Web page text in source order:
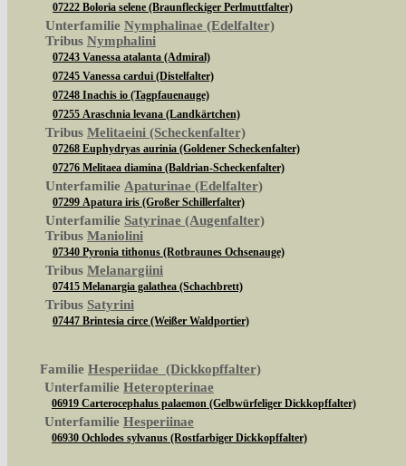
07222 Boloria selene (Braunfleckiger Perlmuttfalter)
Unterfamilie Nymphalinae (Edelfalter)
Tribus Nymphalini
07243 Vanessa atalanta (Admiral)
07245 Vanessa cardui (Distelfalter)
07248 Inachis io (Tagpfauenauge)
07255 Araschnia levana (Landkärtchen)
Tribus Melitaeini (Scheckenfalter)
07268 Euphydryas aurinia (Goldener Scheckenfalter)
07276 Melitaea diamina (Baldrian-Scheckenfalter)
Unterfamilie Apaturinae (Edelfalter)
07299 Apatura iris (Großer Schillerfalter)
Unterfamilie Satyrinae (Augenfalter)
Tribus Maniolini
07340 Pyronia tithonus (Rotbraunes Ochsenauge)
Tribus Melanargiini
07415 Melanargia galathea (Schachbrett)
Tribus Satyrini
07447 Brintesia circe (Weißer Waldportier)
Familie Hesperiidae (Dickkopffalter)
Unterfamilie Heteropterinae
06919 Carterocephalus palaemon (Gelbwürfeliger Dickkopffalter)
Unterfamilie Hesperiinae
06930 Ochlodes sylvanus (Rostfarbiger Dickkopffalter)